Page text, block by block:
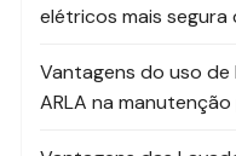
elétricos mais
Vantagens do uso
ARLA na